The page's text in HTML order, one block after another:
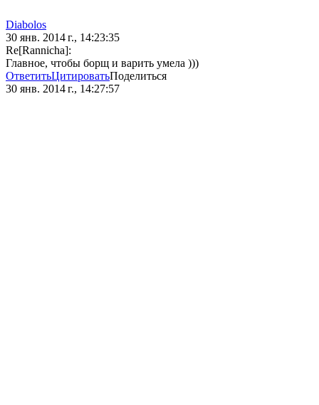
Diabolos
30 янв. 2014 г., 14:23:35
Re[Rannicha]:
Главное, чтобы борщ и варить умела )))
ОтветитьЦитироватьПоделиться
30 янв. 2014 г., 14:27:57